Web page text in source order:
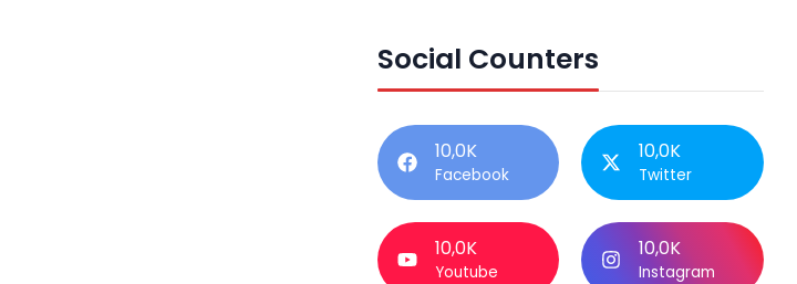
Social Counters
10,0K
Facebook
10,0K
Twitter
10,0K
Youtube
10,0K
Instagram